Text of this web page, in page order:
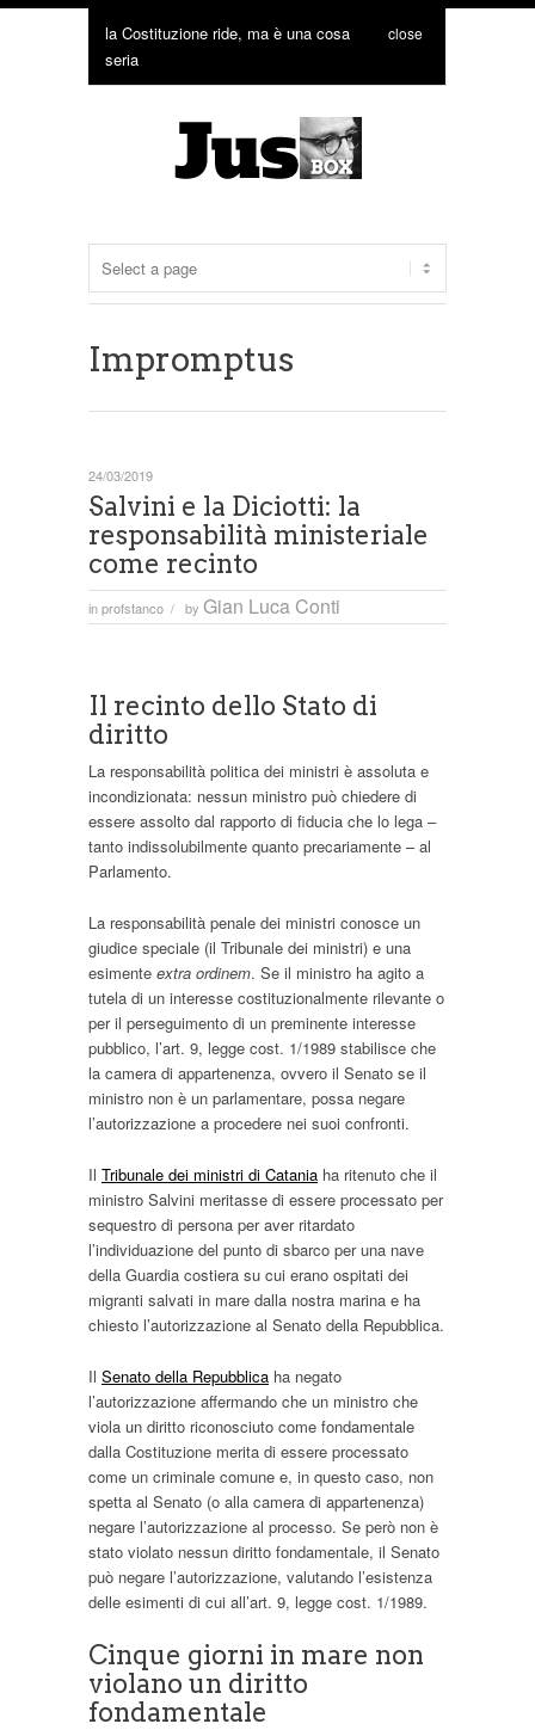
la Costituzione ride, ma è una cosa
seria
close
Impromptus
Salvini e la Diciotti: la
responsabilità ministeriale
come recinto
inprofstanco / by Gian Luca Conti
24/03/2019
Il recinto dello Stato di
diritto
La responsabilità politica dei ministri è assoluta e
incondizionata: nessun ministro può chiedere di
essere assolto dal rapporto di fiducia che lo lega –
tanto indissolubilmente quanto precariamente – al
Parlamento.
La responsabilità penale dei ministri conosce un
giudice speciale (il Tribunale dei ministri) e una
esimente extra ordinem. Se il ministro ha agito a
tutela di un interesse costituzionalmente rilevante o
per il perseguimento di un preminente interesse
pubblico, l’art. 9, legge cost. 1/1989 stabilisce che
la camera di appartenenza, ovvero il Senato se il
ministro non è un parlamentare, possa negare
l’autorizzazione a procedere nei suoi confronti.
Il Tribunale dei ministri di Catania ha ritenuto che il
ministro Salvini meritasse di essere processato per
sequestro di persona per aver ritardato
l’individuazione del punto di sbarco per una nave
della Guardia costiera su cui erano ospitati dei
migranti salvati in mare dalla nostra marina e ha
chiesto l’autorizzazione al Senato della Repubblica.
Il Senato della Repubblica ha negato
l’autorizzazione affermando che un ministro che
viola un diritto riconosciuto come fondamentale
dalla Costituzione merita di essere processato
come un criminale comune e, in questo caso, non
spetta al Senato (o alla camera di appartenenza)
negare l’autorizzazione al processo. Se però non è
stato violato nessun diritto fondamentale, il Senato
può negare l’autorizzazione, valutando l’esistenza
delle esimenti di cui all’art. 9, legge cost. 1/1989.
Cinque giorni in mare non
violano un diritto
fondamentale